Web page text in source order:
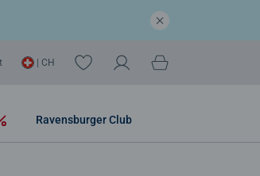
| CH
Ravensburger Club